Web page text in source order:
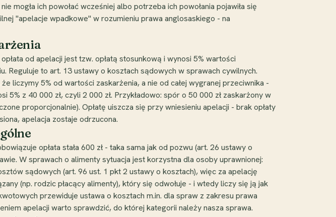
ich powołać wcześniej albo potrzeba ich powołania pojawiła się
"apelacje wpadkowe" w rozumieniu prawa anglosaskiego - na
od apelacji jest tzw. opłatą stosunkową i wynosi 5% wartości
Reguluje to art. 13 ustawy o kosztach sądowych w sprawach cywilnych.
liczymy 5% od wartości zaskarżenia, a nie od całej wygranej przeciwnika -
5% z 40 000 zł, czyli 2 000 zł. Przykładowo: spór o 50 000 zł zaskarżony w
proporcjonalnie). Opłatę uiszcza się przy wniesieniu apelacji - brak opłaty
apelacja zostaje odrzucona.
opłata stała 600 zł - taka sama jak od pozwu (art. 26 ustawy o
W sprawach o alimenty sytuacja jest korzystna dla osoby uprawnionej:
sądowych (art. 96 ust. 1 pkt 2 ustawy o kosztach), więc za apelację
(np. rodzic płacący alimenty), który się odwołuje - i wtedy liczy się ją jak
przewiduje ustawa o kosztach m.in. dla spraw z zakresu prawa
apelacji warto sprawdzić, do której kategorii należy nasza sprawa.